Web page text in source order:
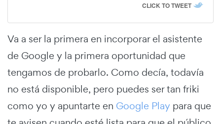
CLICK TO TWEET
Va a ser la primera en incorporar el asistente
de Google y la primera oportunidad que
tengamos de probarlo. Como decía, todavía
no está disponible, pero puedes ser tan friki
como yo y apuntarte en Google Play para que